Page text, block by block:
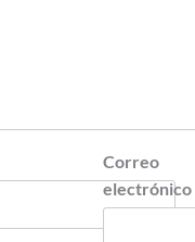
Correo
electrónico